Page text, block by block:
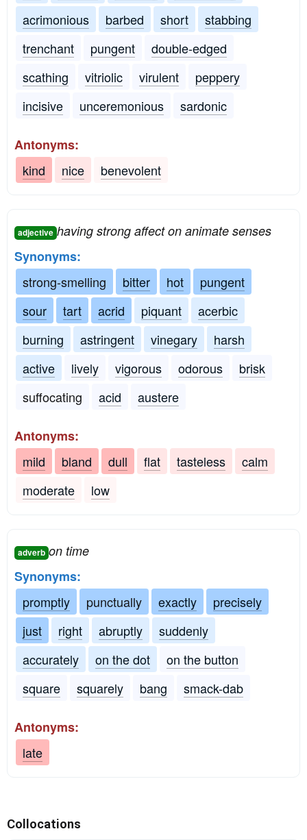
acrimonious
barbed short
stabbing
trenchant
pungent
double-edged
scathing
vitriolic virulent
peppery
incisive
unceremonious sardonic
Antonyms:
kind
nice benevolent
adjective having strong affect on animate senses
Synonyms:
strong-smelling
bitter hot
pungent
sour
tart acrid piquant
acerbic
burning
astringent vinegary
harsh
active
lively vigorous odorous
brisk
suffocating
acid austere
Antonyms:
mild
bland dull flat tasteless
calm
moderate
low
adverb on time
Synonyms:
promptly
punctually exactly
precisely
just
right abruptly
suddenly
accurately
on the dot
on the button
square
squarely bang smack-dab
Antonyms:
late
Collocations